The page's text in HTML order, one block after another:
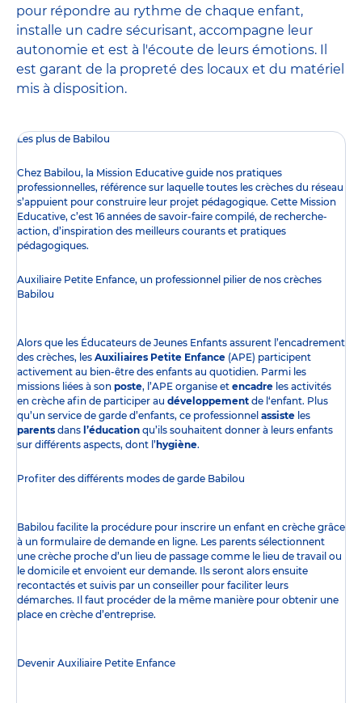
pour répondre au rythme de chaque enfant,
installe un cadre sécurisant, accompagne leur
autonomie et est à l'écoute de leurs émotions. Il
est garant de la propreté des locaux et du matériel
mis à disposition.
Les plus de Babilou
Chez Babilou, la Mission Educative guide nos pratiques
professionnelles, référence sur laquelle toutes les crèches du réseau
s’appuient pour construire leur projet pédagogique. Cette Mission
Educative, c’est 16 années de savoir-faire compilé, de recherche-
action, d’inspiration des meilleurs courants et pratiques
pédagogiques.
Auxiliaire Petite Enfance, un professionnel pilier de nos crèches
Babilou
Alors que les Éducateurs de Jeunes Enfants assurent l’encadrement
des crèches, les Auxiliaires Petite Enfance (APE) participent
activement au bien-être des enfants au quotidien. Parmi les
missions liées à son poste, l’APE organise et encadre les activités
en crèche afin de participer au développement de l‘enfant. Plus
qu’un service de garde d’enfants, ce professionnel assiste les
parents dans l’éducation qu’ils souhaitent donner à leurs enfants
sur différents aspects, dont l’ hygiène.
Profiter des différents modes de garde Babilou
Babilou facilite la procédure pour inscrire un enfant en crèche grâce
à un formulaire de demande en ligne. Les parents sélectionnent
une crèche proche d’un lieu de passage comme le lieu de travail ou
le domicile et envoient eur demande. Ils seront alors ensuite
recontactés et suivis par un conseiller pour faciliter leurs
démarches. Il faut procéder de la même manière pour obtenir une
place en crèche d’entreprise.
Devenir Auxiliaire Petite Enfance